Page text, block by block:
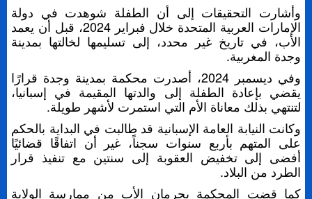
وأشارت التحقيقات إلى أن الطفلة شوهدت في دولة
الإمارات العربية المتحدة خلال فبراير 2024، قبل أن يعمد
الأب، في تاريخ غير محدد، إلى تسليمها لخالتها بمدينة
وجدة المغربية.
وفي ديسمبر 2024، أصدرت محكمة بمدينة وجدة قرارًا
يقضي بإعادة الطفلة إلى والدتها المقيمة في إسبانيا،
لتنتهي بذلك معاناة الأم التي استمرت لأشهر طويلة.
وكانت النيابة العامة الإسبانية قد طالبت في البداية بالحكم
على المتهم بأربع سنوات سجناً، غير أن اتفاقًا قضائيًا
أفضى إلى تخفيض العقوبة إلى سنتين مع تنفيذ قرار
الطرد من البلاد.
كما قضت المحكمة بحرمان الأب من ممارسة الولاية